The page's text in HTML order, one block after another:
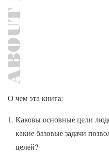
О чем эта книга:
Каковы основные цели
какие базовые задачи
целей?